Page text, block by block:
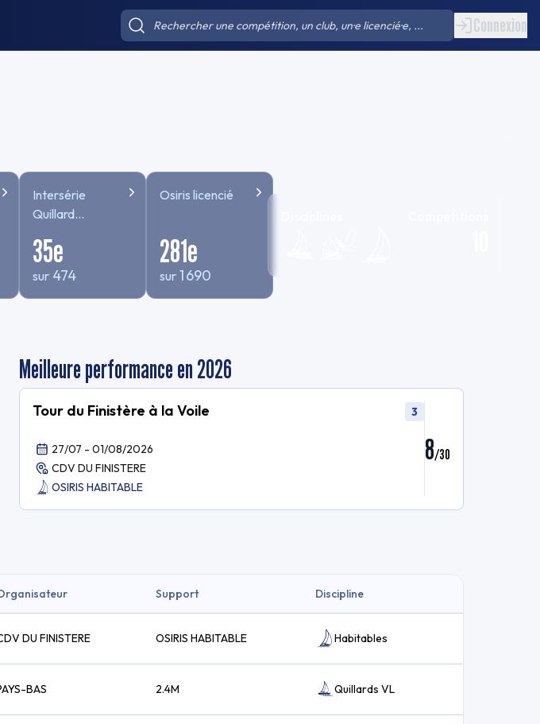
Connexion
Intersérie
Quillard
COMPENSE
35e
sur 474
Osiris licencié
281e
sur 1 690
Meilleure performance en 2026
Tour du Finistère à la Voile 3
27/07 - 01/08/2026
CDV DU FINISTERE
OSIRIS HABITABLE
8/30
Support Discipline
DU FINISTERE OSIRIS HABITABLE Habitables
BAS 2.4M Quillards VL